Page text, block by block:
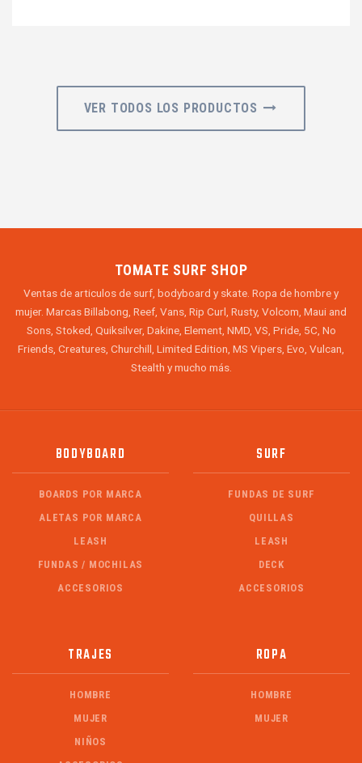
VER TODOS LOS PRODUCTOS
TOMATE SURF SHOP
Ventas de articulos de surf, bodyboard y skate. Ropa de hombre y
mujer. Marcas Billabong, Reef, Vans, Rip Curl, Rusty, Volcom, Maui and
Sons, Stoked, Quiksilver, Dakine, Element, NMD, VS, Pride, 5C, No
Friends, Creatures, Churchill, Limited Edition, MS Vipers, Evo, Vulcan,
Stealth y mucho más.
BODYBOARD
BOARDS POR MARCA
ALETAS POR MARCA
LEASH
FUNDAS / MOCHILAS
ACCESORIOS
SURF
FUNDAS DE SURF
QUILLAS
LEASH
DECK
ACCESORIOS
TRAJES
HOMBRE
MUJER
NIÑOS
ROPA
HOMBRE
MUJER